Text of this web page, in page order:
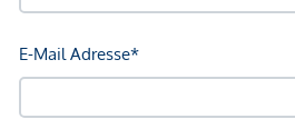
Bäckerei <250m
Geldautomat <250m